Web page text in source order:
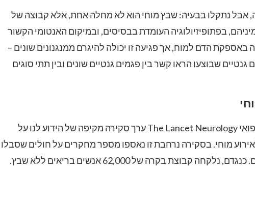
אבל נתקלו בבעיה: שבץ מוחי הוא לא מחלה אחת, אלא קבוצה של
בפתופיזיולוגיה העומדת בבסיסים, ובמיקום האנטומי הקשור
באספקת הדם למוח, אך פגיעה זו יכולה להיגרם ממנגנונים שונים –
שבוצעו הראו קשר בין פגמים גנטיים שונים ובין תתי סוגים
מאמר גדול שהתפרסם בכתב העת הרפואי The Lancet Neurology ערך סקירה מקיפה של הידוע לנו על
מוחי. בסקירה נרחבת זו נאספו מספר מחקרים על חולים שסבלו